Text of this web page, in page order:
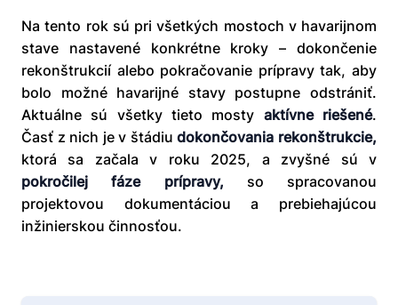
Na tento rok sú pri všetkých mostoch v havarijnom
stave nastavené konkrétne kroky – dokončenie
rekonštrukcií alebo pokračovanie prípravy tak, aby
bolo možné havarijné stavy postupne odstrániť.
Aktuálne sú všetky tieto mosty aktívne riešené.
Časť z nich je v štádiudokončovania rekonštrukcie,
ktorá sa začala v roku 2025, a zvyšné sú v
pokročilej fáze prípravy, so spracovanou
projektovou dokumentáciou a prebiehajúcou
inžinierskou činnosťou.